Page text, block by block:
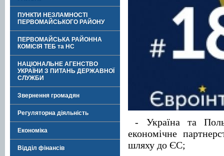
ПУНКТИ НЕЗЛАМНОСТІ
ПЕРВОМАЙСЬКОГО РАЙОНУ
ПЕРВОМАЙСЬКА РАЙОННА
КОМІСІЯ ТЕБ та НС
НАЦІОНАЛЬНЕ АГЕНСТВО
УКРАЇНИ З ПИТАНЬ ДЕРЖАВНОЇ
СЛУЖБИ
Звернення громадян
Регуляторна діяльність
Економіка
Відділ фінансів
- Україна та
економічне
шляху до ЄС;